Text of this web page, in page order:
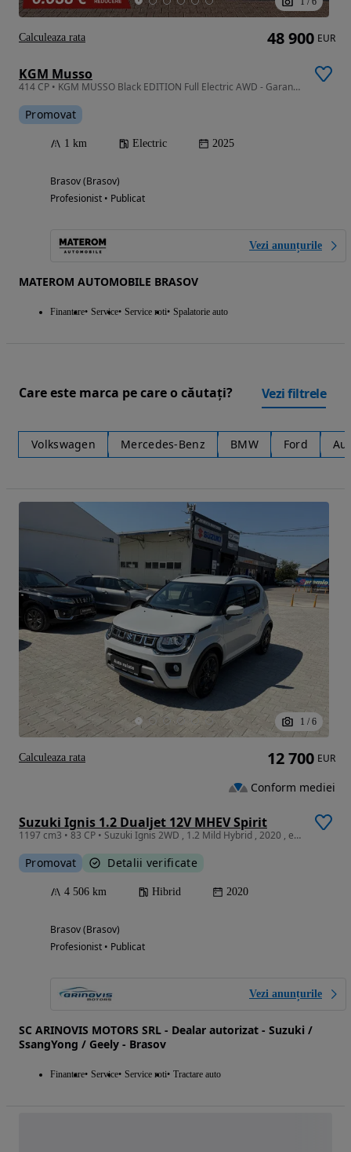
KGM Musso
414 CP • KGM MUSSO Black EDITION Full Electric AWD - Garantie Baterie 10 Ani!
Promovat
1 km Electric 2025
Brasov (Brasov)
Profesionist • Publicat
Vezi anunțurile
MATEROM AUTOMOBILE BRASOV
Finantare Service Service roti Spalatorie auto
48 900 EUR
Calculeaza rata
Care este marca pe care o căutați? Vezi filtrele
Volkswagen Mercedes-Benz BMW Ford
1 / 6
Suzuki Ignis 1.2 Dualjet 12V MHEV Spirit
1197 cm3 • 83 CP • Suzuki Ignis 2WD , 1.2 Mild Hybrid , 2020 , echipare Spirit
Promovat Detalii verificate
4 506 km Hibrid 2020
Brasov (Brasov)
Profesionist • Publicat
Vezi anunțurile
SC ARINOVIS MOTORS SRL - Dealar autorizat - Suzuki /
SsangYong / Geely - Brasov
Finantare Service Service roti Tractare auto
12 700 EUR
Conform mediei
Calculeaza rata